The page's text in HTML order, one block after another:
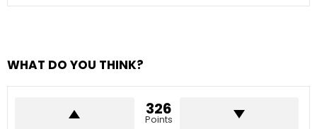
WHAT DO YOU THINK?
326
Points